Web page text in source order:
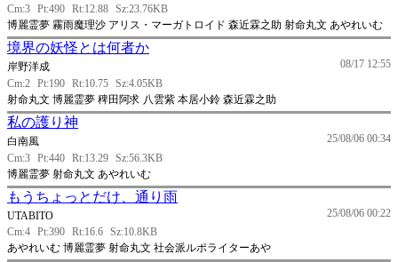
Cm:3 Pt:490 Rt:12.88 Sz:23.76KB
博麗霊夢 霧雨魔理沙 アリス・マーガトロイド 森近霖之助 射命丸文 あやれいむ
境界の妖怪とは何者か
08/17 12:55
岸野洋成
Cm:2 Pt:190 Rt:10.75 Sz:4.05KB
射命丸文 博麗霊夢 稗田阿求 八雲紫 本居小鈴 森近霖之助
私の護り神
25/08/06 00:34
白南風
Cm:3 Pt:440 Rt:13.29 Sz:56.3KB
博麗霊夢 射命丸文 あやれいむ
もうちょっとだけ、通り雨
25/08/06 00:22
UTABITO
Cm:4 Pt:390 Rt:16.6 Sz:10.8KB
あやれいむ 博麗霊夢 射命丸文 社会派ルポライターあや